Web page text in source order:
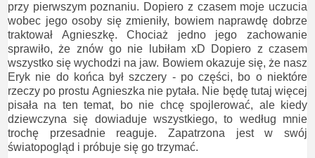
przy pierwszym poznaniu. Dopiero z czasem moje uczucia
wobec jego osoby się zmieniły, bowiem naprawdę dobrze
traktował Agnieszkę. Chociaż jedno jego zachowanie
sprawiło, że znów go nie lubiłam xD Dopiero z czasem
wszystko się wychodzi na jaw. Bowiem okazuje się, że nasz
Eryk nie do końca był szczery - po części, bo o niektóre
rzeczy po prostu Agnieszka nie pytała. Nie będę tutaj więcej
pisała na ten temat, bo nie chcę spojlerować, ale kiedy
dziewczyna się dowiaduje wszystkiego, to według mnie
trochę przesadnie reaguje. Zapatrzona jest w swój
światopogląd i próbuje się go trzymać.